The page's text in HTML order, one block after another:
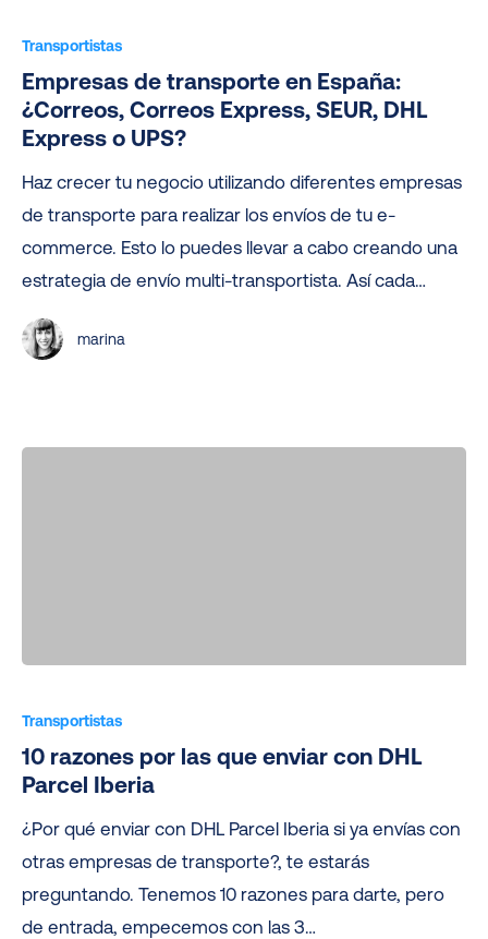
de
transporte
en
España:
Express
Transportistas
Empresas de transporte en España:
¿Correos, Correos Express, SEUR, DHL
Express o UPS?
Haz crecer tu negocio utilizando diferentes empresas
de transporte para realizar los envíos de tu e-
commerce. Esto lo puedes llevar a cabo creando una
estrategia de envío multi-transportista. Así cada…
marina
razones
por
las
DHL
Transportistas
10 razones por las que enviar con DHL
Parcel Iberia
¿Por qué enviar con DHL Parcel Iberia si ya envías con
otras empresas de transporte?, te estarás
preguntando. Tenemos 10 razones para darte, pero
de entrada, empecemos con las 3…